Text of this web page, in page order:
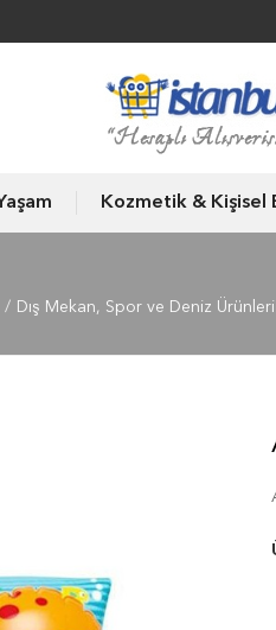
Kozmetik & Kişisel
Dış Mekan, Spor ve Deniz Ürünleri